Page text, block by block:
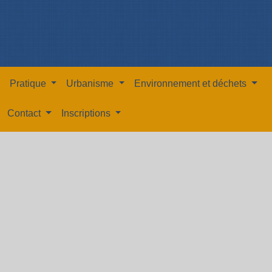
Pratique Urbanisme Environnement et déchets
Contact Inscriptions